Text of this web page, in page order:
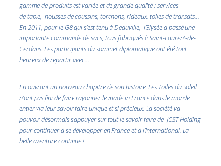
gamme de produits est variée et de grande qualité : services
de table, housses de coussins, torchons, rideaux, toiles de transats…
En 2011, pour le G8 qui s’est tenu à Deauville, l’Elysée a passé une
importante commande de sacs, tous fabriqués à Saint-Laurent-de-
Cerdans. Les participants du sommet diplomatique ont été tout
heureux de repartir avec…
En ouvrant un nouveau chapitre de son histoire, Les Toiles du Soleil
n’ont pas fini de faire rayonner le made in France dans le monde
entier via leur savoir faire unique et si précieux. La société va
pouvoir désormais s’appuyer sur tout le savoir faire de JCST Holding
pour continuer à se développer en France et à l’international. La
belle aventure continue !